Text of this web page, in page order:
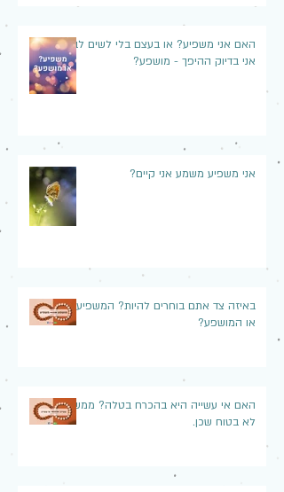
האם אני משפיע? או בעצם בלי לשים לב,
אני בדיוק ההיפך - מושפע?
אני משפיע משמע אני קיים?
באיזה צד אתם בוחרים להיות? המשפיע
או המושפע?
האם אי עשייה היא בהכרח בטלה? ממש
לא בטוח שכן.